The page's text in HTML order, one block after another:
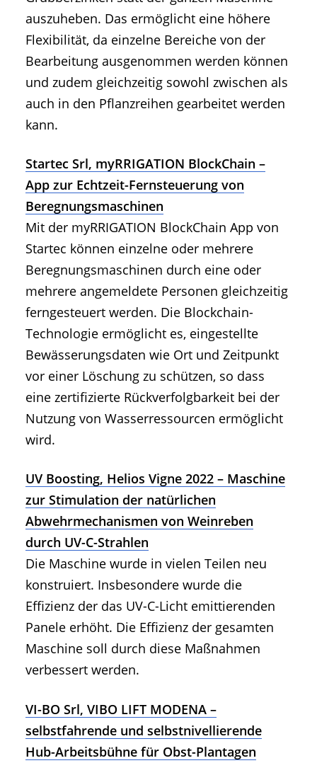
auszuheben. Das ermöglicht eine höhere
Flexibilität, da einzelne Bereiche von der
Bearbeitung ausgenommen werden können
und zudem gleichzeitig sowohl zwischen als
auch in den Pflanzreihen gearbeitet werden
kann.
Startec Srl, myRRIGATION BlockChain –
App zur Echtzeit-Fernsteuerung von
Beregnungsmaschinen
Mit der myRRIGATION BlockChain App von
Startec können einzelne oder mehrere
Beregnungsmaschinen durch eine oder
mehrere angemeldete Personen gleichzeitig
ferngesteuert werden. Die Blockchain-
Technologie ermöglicht es, eingestellte
Bewässerungsdaten wie Ort und Zeitpunkt
vor einer Löschung zu schützen, so dass
eine zertifizierte Rückverfolgbarkeit bei der
Nutzung von Wasserressourcen ermöglicht
wird.
UV Boosting, Helios Vigne 2022 – Maschine
zur Stimulation der natürlichen
Abwehrmechanismen von Weinreben
durch UV-C-Strahlen
Die Maschine wurde in vielen Teilen neu
konstruiert. Insbesondere wurde die
Effizienz der das UV-C-Licht emittierenden
Panele erhöht. Die Effizienz der gesamten
Maschine soll durch diese Maßnahmen
verbessert werden.
VI-BO Srl, VIBO LIFT MODENA –
selbstfahrende und selbstnivellierende
Hub-Arbeitsbühne für Obst-Plantagen